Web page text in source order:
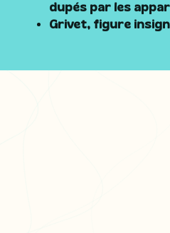
dupés par les
Grivet, figure